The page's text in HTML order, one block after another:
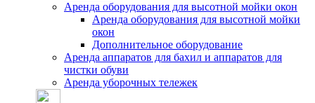
Аренда оборудования для высотной мойки окон
Аренда оборудования для высотной мойки
окон
Дополнительное оборудование
Аренда аппаратов для бахил и аппаратов для
чистки обуви
Аренда уборочных тележек